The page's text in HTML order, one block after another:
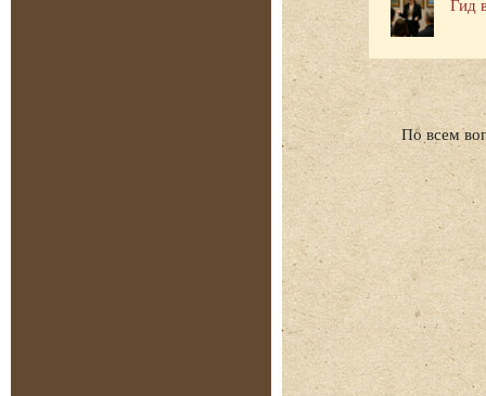
Гид
По всем